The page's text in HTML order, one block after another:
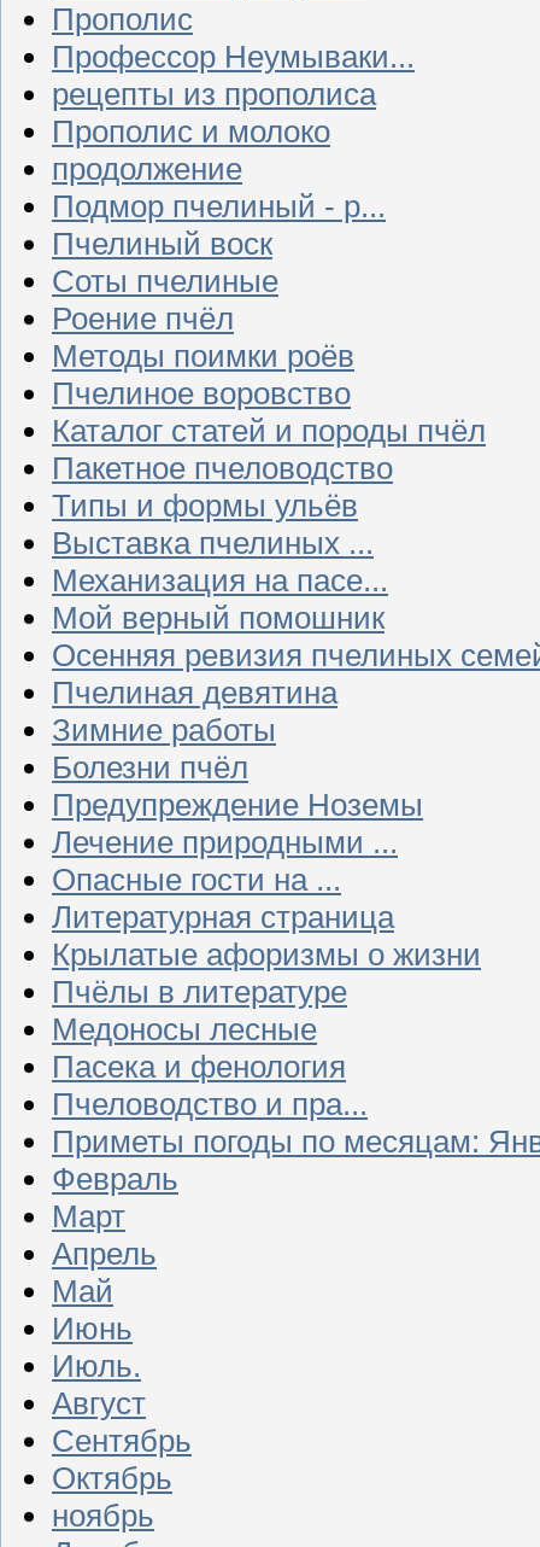
Прополис
Профессор Неумываки...
рецепты из прополиса
Прополис и молоко
продолжение
Подмор пчелиный - р...
Пчелиный воск
Соты пчелиные
Роение пчёл
Методы поимки роёв
Пчелиное воровство
Каталог статей и породы пчёл
Пакетное пчеловодство
Типы и формы ульёв
Выставка пчелиных ...
Механизация на пасе...
Мой верный помошник
Осенняя ревизия пчелиных
Пчелиная девятина
Зимние работы
Болезни пчёл
Предупреждение Ноземы
Лечение природными ...
Опасные гости на ...
Литературная страница
Крылатые афоризмы о жизни
Пчёлы в литературе
Медоносы лесные
Пасека и фенология
Пчеловодство и пра...
Приметы погоды по месяцам:
Февраль
Март
Апрель
Май
Июнь
Июль.
Август
Сентябрь
Октябрь
ноябрь